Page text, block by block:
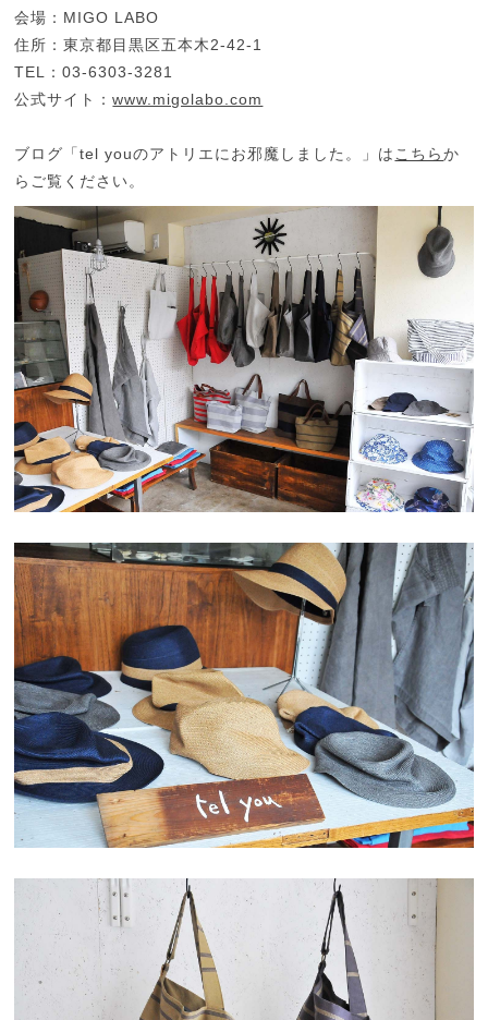
会場：MIGO LABO
住所：東京都目黒区五本木2-42-1
TEL：03-6303-3281
公式サイト：www.migolabo.com
ブログ「tel youのアトリエにお邪魔しました。」は こちらか
らご覧ください。